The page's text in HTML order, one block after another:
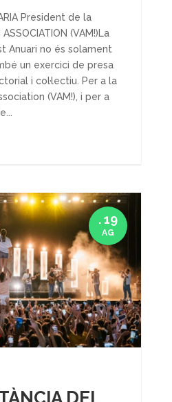
President de la
(VAM!)La
Anuari no és solament
un exercici de presa
i col·lectiu. Per a la
(VAM!), i per a
DEL
. 19
AG